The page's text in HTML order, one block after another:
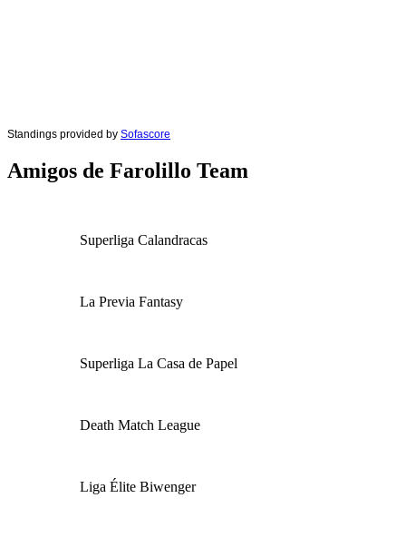
Standings provided by Sofascore
Amigos de Farolillo Team
Superliga Calandracas
La Previa Fantasy
Superliga La Casa de Papel
Death Match League
Liga Élite Biwenger